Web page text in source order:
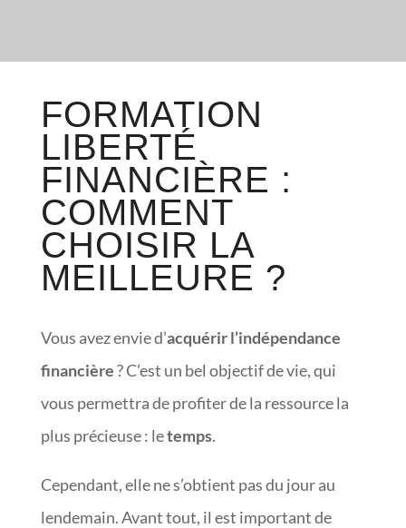
FORMATION
LIBERTÉ
FINANCIÈRE :
COMMENT
CHOISIR LA
MEILLEURE ?
Vous avez envie d’acquérir l’indépendance
financière? C’est un bel objectif de vie, qui
vous permettra de profiter de la ressource la
plus précieuse : letemps.
Cependant, elle ne s’obtient pas du jour au
lendemain. Avant tout, il est important de